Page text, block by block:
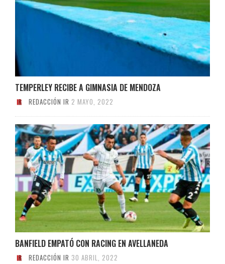
TEMPERLEY RECIBE A GIMNASIA DE MENDOZA
REDACCIÓN IR 2 MAYO, 2022
BANFIELD EMPATÓ CON RACING EN AVELLANEDA
REDACCIÓN IR 30 ABRIL, 2022